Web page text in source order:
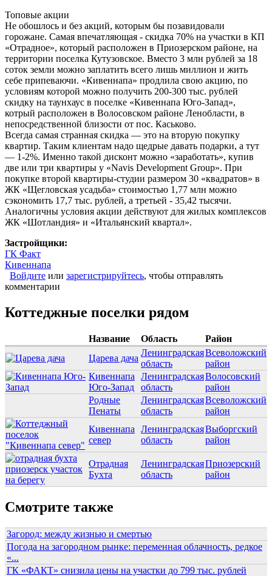
Топовые акции
Не обошлось и без акций, которым бы позавидовали
горожане. Самая впечатляющая - скидка 70% на участки в КП
«Отрадное», который расположен в Приозерском районе, на
территории поселка Кутузовское. Вместо 3 млн рублей за 18
соток земли можно заплатить всего лишь миллион и жить
себе припеваючи. «Кивеннапа» продлила свою акцию, по
условиям которой можно получить 200-300 тыс. рублей
скидку на таунхаус в поселке «Кивеннапа Юго-Запад»,
котрый расположен в Волосовском районе Ленобласти, в
непосредственной близости от пос. Каськово.
Всегда самая странная скидка — это на вторую покупку
квартир. Таким клиентам надо щедрые давать подарки, а тут
— 1-2%. Именно такой дисконт можно «заработать», купив
две или три квартиры у «Navis Development Group». При
покупке второй квартиры-студии размером 30 «квадратов» в
ЖК «Щегловская усадьба» стоимостью 1,77 млн можно
сэкономить 17,7 тыс. рублей, а третьей - 35,42 тысячи.
Аналогичны условия акции действуют для жилых комплексов
ЖК «Шотландия» и «Итальянский квартал».
Застройщики:
ГК Факт
Кивеннапа
Войдите или зарегистрируйтесь, чтобы отправлять
комментарии
Коттеджные поселки рядом
Название Область
Район
Царева дача
Ленинградская
область
Всеволожский
район
Кивеннапа
Юго-Запад
Ленинградская
область
Волосовский
район
Родные
Пенаты
Ленинградская
область
Всеволожский
район
Кивеннапа
север
Ленинградская
область
Выборгский
район
Отрадная
Бухта
Ленинградская
область
Приозерский
район
Смотрите также
Загород: между жизнью и смертью
Погода на загородном рынке: переменная облачность, редкое
«...
ГК «ФАКТ» снизила цены на участки до 799 тыс. рублей